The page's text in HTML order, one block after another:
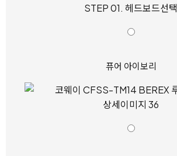
STEP 01. 헤드보드선택
퓨어 아이보리